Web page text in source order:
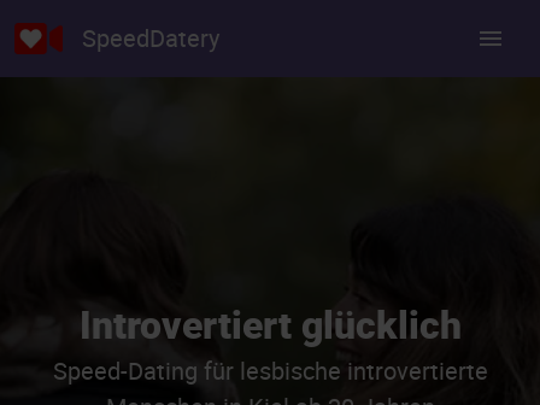
SpeedDatery
Introvertiert glücklich
Speed-Dating für lesbische introvertierte